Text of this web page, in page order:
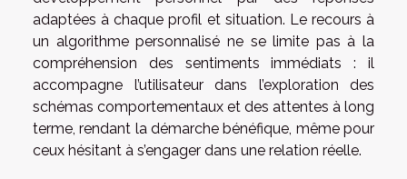
adaptées à chaque profil et situation. Le recours à
un algorithme personnalisé ne se limite pas à la
compréhension des sentiments immédiats : il
accompagne l’utilisateur dans l’exploration des
schémas comportementaux et des attentes à long
terme, rendant la démarche bénéfique, même pour
ceux hésitant à s’engager dans une relation réelle.